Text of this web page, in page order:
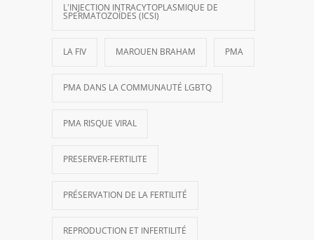
L'INJECTION INTRACYTOPLASMIQUE DE
SPERMATOZOÏDES (ICSI)
LA FIV MAROUEN BRAHAM PMA
PMA DANS LA COMMUNAUTÉ LGBTQ
PMA RISQUE VIRAL
PRESERVER-FERTILITE
PRÉSERVATION DE LA FERTILITÉ
REPRODUCTION ET INFERTILITÉ